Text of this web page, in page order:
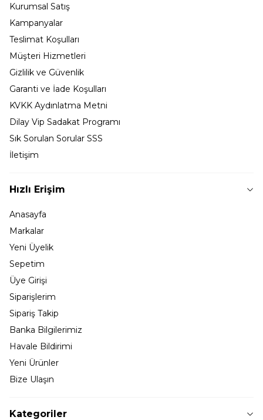
Kurumsal Satış
Kampanyalar
Teslimat Koşulları
Müşteri Hizmetleri
Gizlilik ve Güvenlik
Garanti ve İade Koşulları
KVKK Aydınlatma Metni
Dilay Vip Sadakat Programı
Sık Sorulan Sorular SSS
İletişim
Hızlı Erişim
Anasayfa
Markalar
Yeni Üyelik
Sepetim
Üye Girişi
Siparişlerim
Sipariş Takip
Banka Bilgilerimiz
Havale Bildirimi
Yeni Ürünler
Bize Ulaşın
Kategoriler